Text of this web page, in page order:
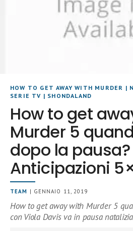
HOW TO GET AWAY WITH MURDER |
SERIE TV | SHONDALAND
How to get
Murder 5
dopo la pausa?
Anticipazioni
TEAM | GENNAIO 11, 2019
How to get away with Murder 5
con Viola Davis va in pausa